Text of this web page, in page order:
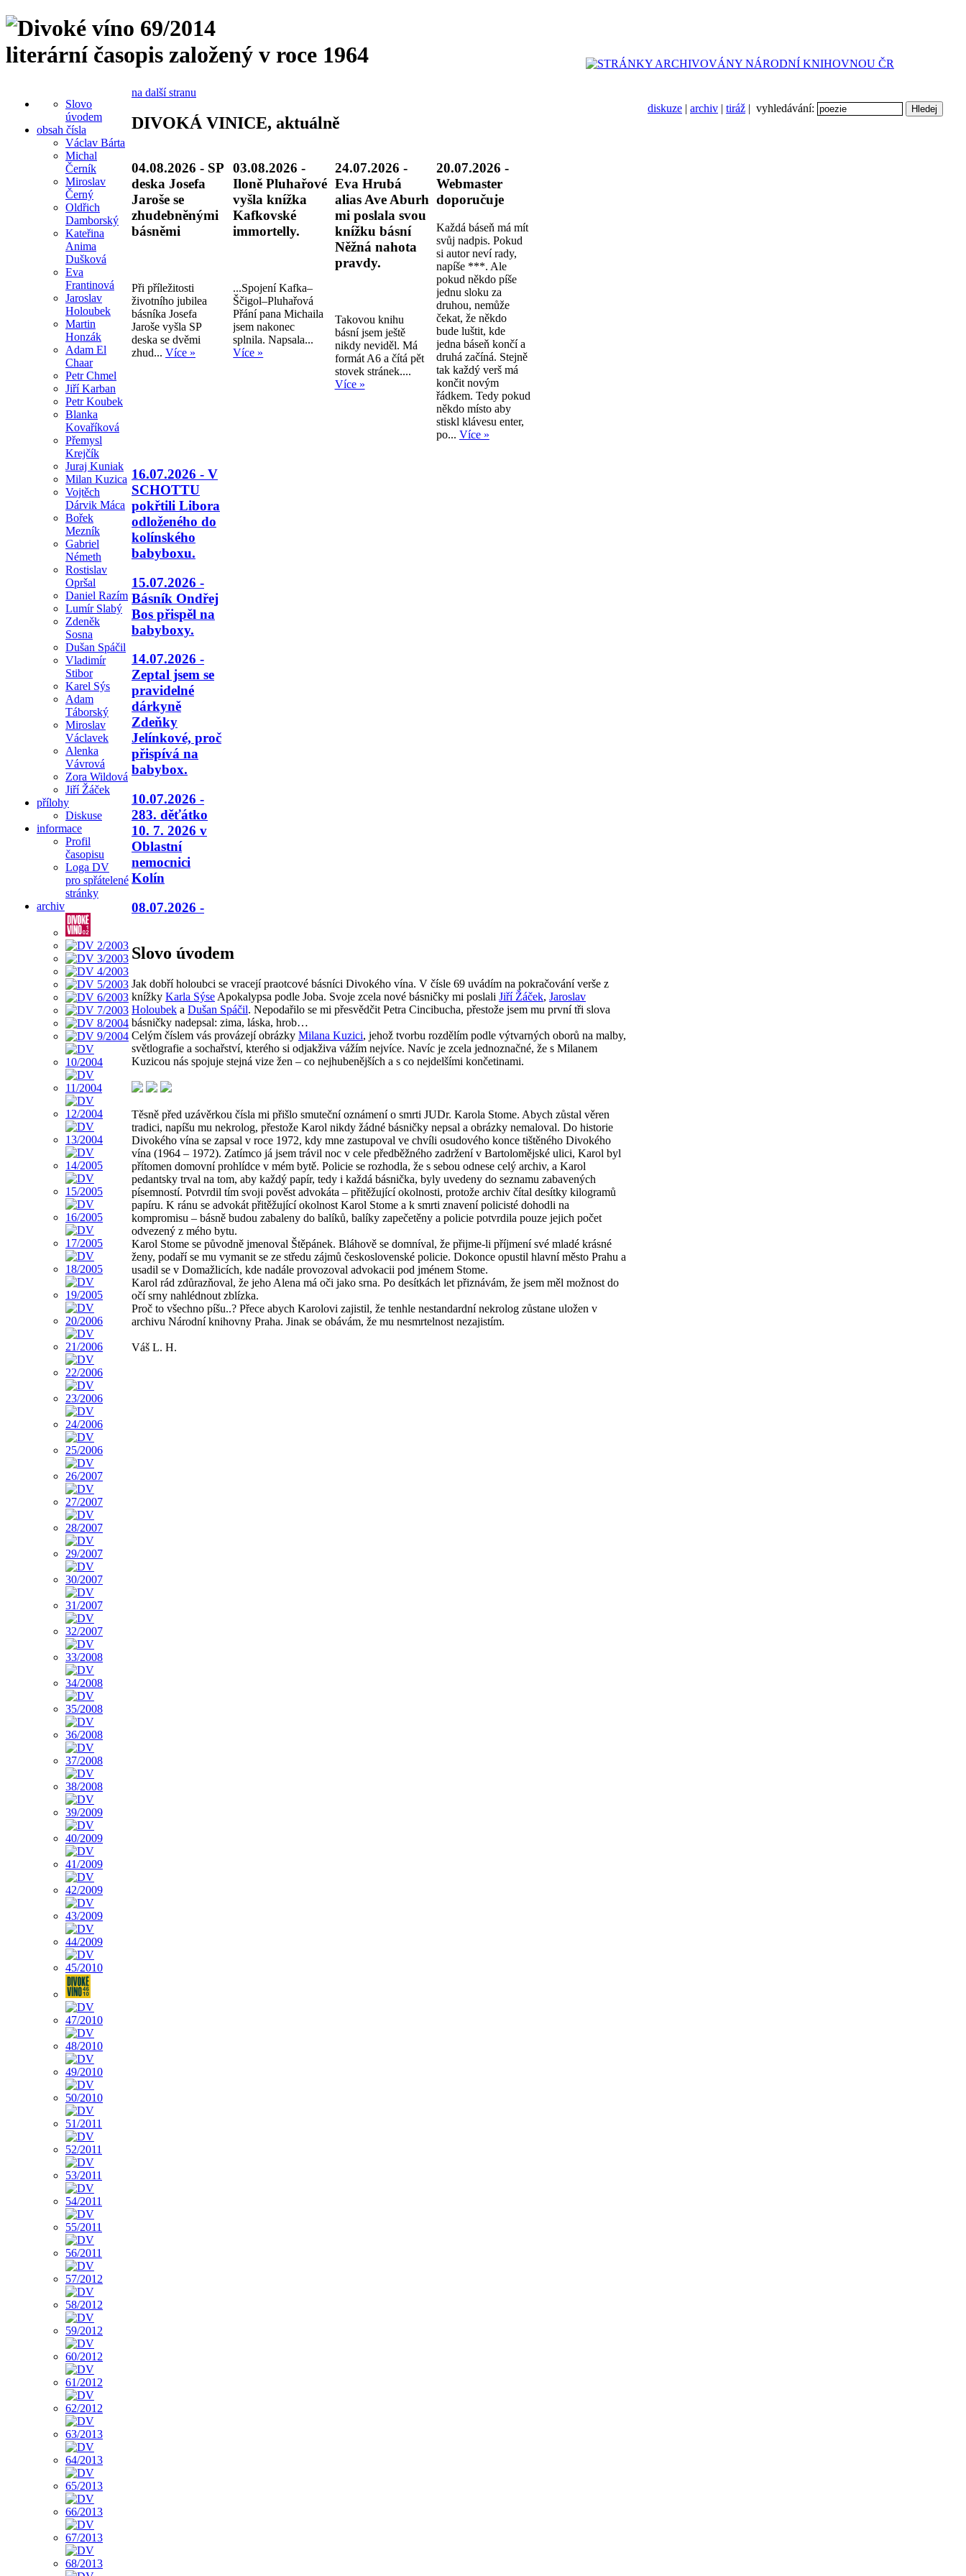
literární časopis založený v roce 1964
diskuze | archiv | tiráž | vyhledávání:
Slovo
úvodem
obsah čísla
Václav Bárta
Michal
Černík
Miroslav
Černý
Oldřich
Damborský
Kateřina
Anima
Dušková
Eva
Frantinová
Jaroslav
Holoubek
Martin
Honzák
Adam El
Chaar
Petr Chmel
Jiří Karban
Petr Koubek
Blanka
Kovaříková
Přemysl
Krejčík
Juraj Kuniak
Milan Kuzica
Vojtěch
Dárvik Máca
Bořek
Mezník
Gabriel
Németh
Rostislav
Opršal
Daniel Razím
Lumír Slabý
Zdeněk
Sosna
Dušan Spáčil
Vladimír
Stibor
Karel Sýs
Adam
Táborský
Miroslav
Václavek
Alenka
Vávrová
Zora Wildová
Jiří Žáček
přílohy
Diskuse
informace
Profil
časopisu
Loga DV
pro spřátelené
stránky
archiv
na další stranu
DIVOKÁ VINICE, aktuálně
04.08.2026 - SP
deska Josefa
Jaroše se
zhudebněnými
básněmi
Při příležitosti
životního jubilea
básníka Josefa
Jaroše vyšla SP
deska se dvěmi
zhud... Více »
03.08.2026 -
Iloně Pluhařové
vyšla knížka
Kafkovské
immortelly.
...Spojení Kafka–
Ščigol–Pluhařová
Přání pana Michaila
jsem nakonec
splnila. Napsala...
Více »
24.07.2026 -
Eva Hrubá
alias Ave Aburh
mi poslala svou
knížku básní
Něžná nahota
pravdy.
Takovou knihu
básní jsem ještě
nikdy neviděl. Má
formát A6 a čítá pět
stovek stránek....
Více »
20.07.2026 -
Webmaster
doporučuje
Každá báseň má mít
svůj nadpis. Pokud
si autor neví rady,
napíše ***. Ale
pokud někdo píše
jednu sloku za
druhou, nemůže
čekat, že někdo
bude luštit, kde
jedna báseň končí a
druhá začíná. Stejně
tak každý verš má
končit novým
řádkem. Tedy pokud
někdo místo aby
stiskl klávesu enter,
po... Více »
16.07.2026 - V
SCHOTTU
pokřtili Libora
odloženého do
kolínského
babyboxu.
15.07.2026 -
Básník Ondřej
Bos přispěl na
babyboxy.
14.07.2026 -
Zeptal jsem se
pravidelné
dárkyně
Zdeňky
Jelínkové, proč
přispívá na
babybox.
10.07.2026 -
283. děťátko
10. 7. 2026 v
Oblastní
nemocnici
Kolín
08.07.2026 -
Slovo úvodem
Jak dobří holoubci se vracejí praotcové básníci Divokého vína. V čísle 69 uvádím na pokračování verše z
knížky Karla Sýse Apokalypsa podle Joba. Svoje zcela nové básničky mi poslali Jiří Žáček, Jaroslav
Holoubek a Dušan Spáčil. Nepodařilo se mi přesvědčit Petra Cincibucha, přestože jsem mu první tři slova
básničky nadepsal: zima, láska, hrob…
Celým číslem vás provázejí obrázky Milana Kuzici, jehož tvorbu rozdělím podle výtvarných oborů na malby,
světlografie a sochařství, kterého si odjakživa vážím nejvíce. Navíc je zcela jednoznačné, že s Milanem
Kuzicou nás spojuje stejná vize žen – co nejhubenějších a s co nejdelšími končetinami.
Těsně před uzávěrkou čísla mi přišlo smuteční oznámení o smrti JUDr. Karola Stome. Abych zůstal věren
tradici, napíšu mu nekrolog, přestože Karol nikdy žádné básničky nepsal a obrázky nemaloval. Do historie
Divokého vína se zapsal v roce 1972, kdy mne zastupoval ve chvíli osudového konce tištěného Divokého
vína (1964 – 1972). Zatímco já jsem trávil noc v cele předběžného zadržení v Bartolomějské ulici, Karol byl
přítomen domovní prohlídce v mém bytě. Policie se rozhodla, že s sebou odnese celý archiv, a Karol
pedantsky trval na tom, aby každý papír, tedy i každá básnička, byly uvedeny do seznamu zabavených
písemností. Potvrdil tím svoji pověst advokáta – přitěžující okolnosti, protože archiv čítal desítky kilogramů
papíru. K ránu se advokát přitěžující okolnost Karol Stome a k smrti znavení policisté dohodli na
kompromisu – básně budou zabaleny do balíků, balíky zapečetěny a policie potvrdila pouze jejich počet
odvezený z mého bytu.
Karol Stome se původně jmenoval Štěpánek. Bláhově se domníval, že přijme-li příjmení své mladé krásné
ženy, podaří se mu vymanit se ze středu zájmů československé policie. Dokonce opustil hlavní město Prahu a
usadil se v Domažlicích, kde nadále provozoval advokacii pod jménem Stome.
Karol rád zdůrazňoval, že jeho Alena má oči jako srna. Po desítkách let přiznávám, že jsem měl možnost do
očí srny nahlédnout zblízka.
Proč to všechno píšu..? Přece abych Karolovi zajistil, že tenhle nestandardní nekrolog zůstane uložen v
archivu Národní knihovny Praha. Jinak se obávám, že mu nesmrtelnost nezajistím.
Váš L. H.